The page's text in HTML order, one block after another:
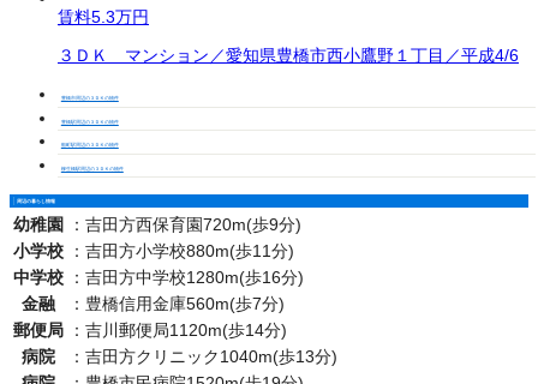
賃料5.3万円
３ＤＫ マンション／愛知県豊橋市西小鷹野１丁目／平成4/6
豊橋市周辺の３ＤＫの物件
豊橋駅周辺の３ＤＫの物件
船町駅周辺の３ＤＫの物件
柳生橋駅周辺の３ＤＫの物件
周辺の暮らし情報
幼稚園 ： 吉田方西保育園720m(歩9分)
小学校
： 吉田方小学校880m(歩11分)
中学校
： 吉田方中学校1280m(歩16分)
金融
： 豊橋信用金庫560m(歩7分)
郵便局
： 吉川郵便局1120m(歩14分)
病院
： 吉田方クリニック1040m(歩13分)